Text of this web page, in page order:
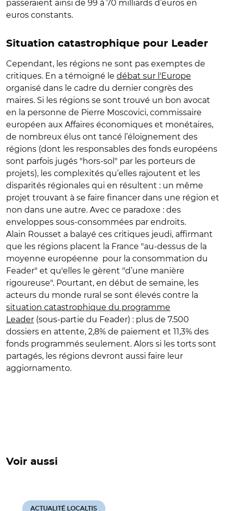
passeraient ainsi de 99 à 70 milliards d’euros en
euros constants.
Situation catastrophique pour Leader
Cependant, les régions ne sont pas exemptes de
critiques. En a témoigné le débat sur l'Europe
organisé dans le cadre du dernier congrès des
maires. Si les régions se sont trouvé un bon avocat
en la personne de Pierre Moscovici, commissaire
européen aux Affaires économiques et monétaires,
de nombreux élus ont tancé l’éloignement des
régions (dont les responsables des fonds européens
sont parfois jugés "hors-sol" par les porteurs de
projets), les complexités qu’elles rajoutent et les
disparités régionales qui en résultent : un même
projet trouvant à se faire financer dans une région et
non dans une autre. Avec ce paradoxe : des
enveloppes sous-consommées par endroits.
Alain Rousset a balayé ces critiques jeudi, affirmant
que les régions placent la France "au-dessus de la
moyenne européenne pour la consommation du
Feader" et qu'elles le gèrent "d’une manière
rigoureuse". Pourtant, en début de semaine, les
acteurs du monde rural se sont élevés contre la
situation catastrophique du programme
Leader (sous-partie du Feader) : plus de 7.500
dossiers en attente, 2,8% de paiement et 11,3% des
fonds programmés seulement. Alors si les torts sont
partagés, les régions devront aussi faire leur
aggiornamento.
Voir aussi
ACTUALITÉ LOCALTIS